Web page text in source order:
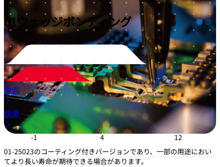
-12 1020 1530
-13 1530 2040
-14 2040 2540
01-25023のコーティング付きバージョンであり、一部の用途におい
てより長い寿命が期待できる場合があります。
PowerFusion 3600, 7100/7200/7600, M360C
注記：標準長のボンディングツール用リアカットボンディングヘッド
に対応しています。
M360C:標準長ボンドツール用フロントカットボンドヘッドにも使用
できます。このカッターは168054の代替品です。
DASH # 線径 [ミル] 線径 [ミル]
-1 4 12
01ウェッジボンディング
検索
検索